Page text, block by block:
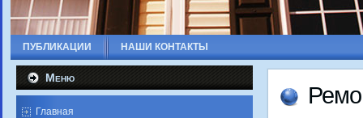
ПУБЛИКАЦИИ НАШИ КОНТАКТЫ
Меню
Главная